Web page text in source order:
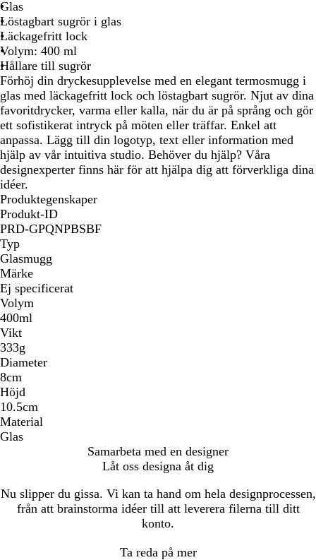
s
Glas
Löstagbart sugrör i glas
Läckagefritt lock
Volym: 400 ml
Hållare till sugrör
Förhöj din dryckesupplevelse med en elegant termosmugg i
glas med läckagefritt lock och löstagbart sugrör. Njut av dina
favoritdrycker, varma eller kalla, när du är på språng och gör
ett sofistikerat intryck på möten eller träffar. Enkel att
anpassa. Lägg till din logotyp, text eller information med
hjälp av vår intuitiva studio. Behöver du hjälp? Våra
designexperter finns här för att hjälpa dig att förverkliga dina
idéer.
Produktegenskaper
Produkt-ID
PRD-GPQNPBSBF
Typ
Glasmugg
Märke
Ej specificerat
Volym
400ml
Vikt
333g
Diameter
8cm
Höjd
10.5cm
Material
Glas
Samarbeta med en designer
Låt oss designa åt dig
Nu slipper du gissa. Vi kan ta hand om hela designprocessen,
från att brainstorma idéer till att leverera filerna till ditt
konto.
Ta reda på mer